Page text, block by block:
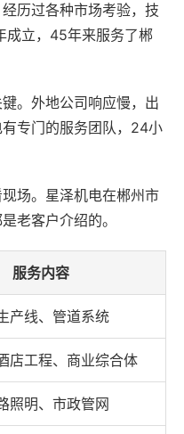
历过各种市场考验，技
成立，45年来服务了郴
。外地公司响应慢，出
专门的服务团队，24小
场。星泽机电在郴州市
老客户介绍的。
服务内容
产线、管道系统
店工程、商业综合体
照明、市政管网